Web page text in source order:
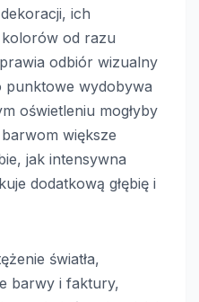
ich
od razu
odbiór wizualny
punktowe wydobywa
oświetleniu mogłyby
większe
jak intensywna
dodatkową głębię i
światła,
barwy i faktury,